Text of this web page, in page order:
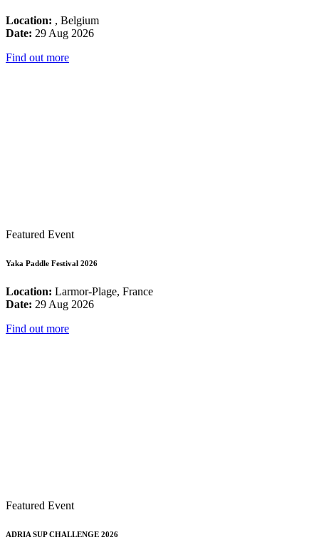
Location: , Belgium
Date: 29 Aug 2026
Find out more
Featured Event
Yaka Paddle Festival 2026
Location: Larmor-Plage, France
Date: 29 Aug 2026
Find out more
Featured Event
ADRIA SUP CHALLENGE 2026